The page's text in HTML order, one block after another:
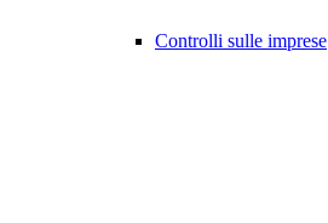
Controlli sulle imprese